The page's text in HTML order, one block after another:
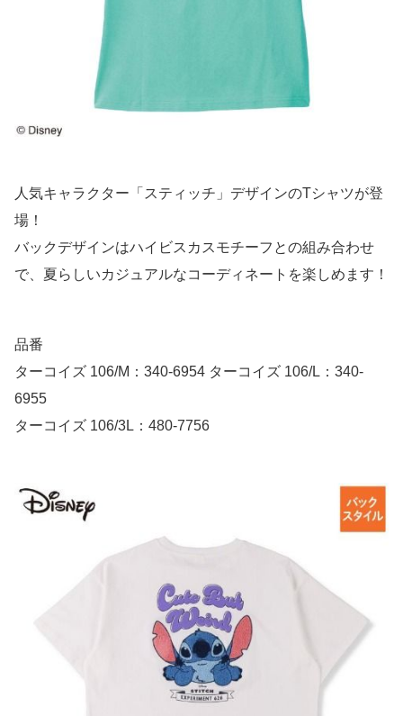
人気キャラクター「スティッチ」デザインのTシャツが登
場！
バックデザインはハイビスカスモチーフとの組み合わせ
で、夏らしいカジュアルなコーディネートを楽しめます！
品番
ターコイズ 106/M：340-6954 ターコイズ 106/L：340-
6955
ターコイズ 106/3L：480-7756